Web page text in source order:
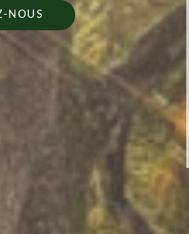
NOUS